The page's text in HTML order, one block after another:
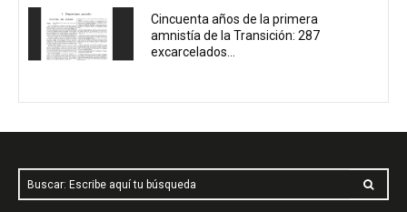
Cincuenta años de la primera
amnistía de la Transición: 287
excarcelados...
Buscar: Escribe aquí tu búsqueda